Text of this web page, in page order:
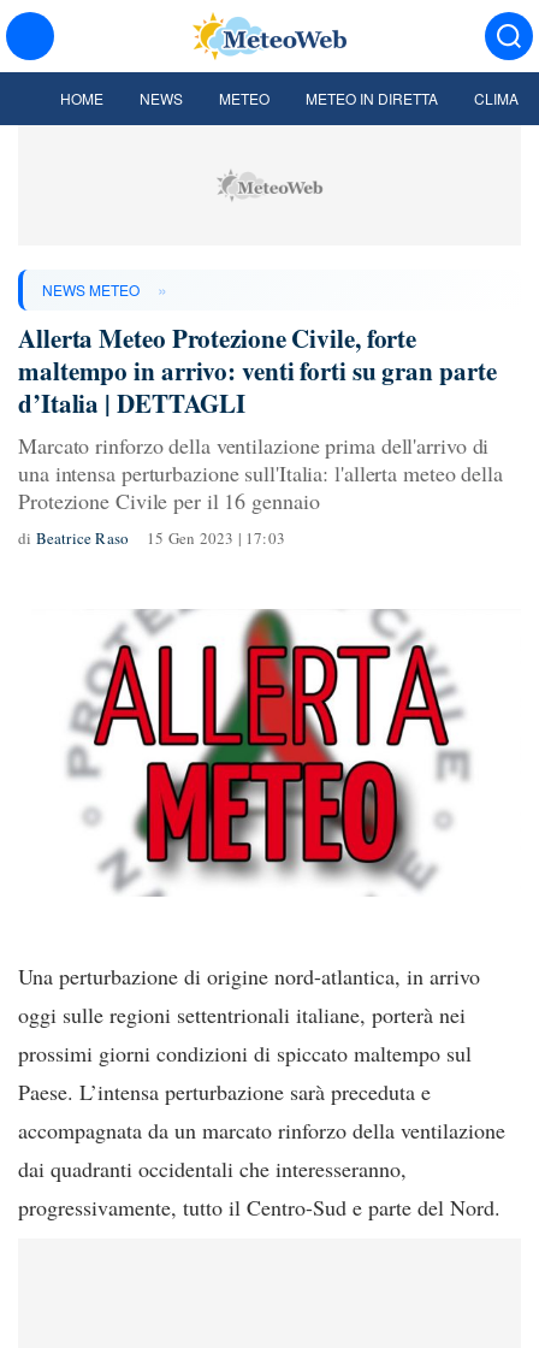
HOME NEWS METEO METEO IN DIRETTA CLIMA
NEWS METEO »
Allerta Meteo Protezione Civile, forte
maltempo in arrivo: venti forti su gran parte
d’Italia | DETTAGLI
Marcato rinforzo della ventilazione prima dell'arrivo di
una intensa perturbazione sull'Italia: l'allerta meteo della
Protezione Civile per il 16 gennaio
di Beatrice Raso 15 Gen 2023 | 17:03
Una perturbazione di origine nord-atlantica, in arrivo
oggi sulle regioni settentrionali italiane, porterà nei
prossimi giorni condizioni di spiccato maltempo sul
Paese. L’intensa perturbazione sarà preceduta e
accompagnata da un marcato rinforzo della ventilazione
dai quadranti occidentali che interesseranno,
progressivamente, tutto il Centro-Sud e parte del Nord.